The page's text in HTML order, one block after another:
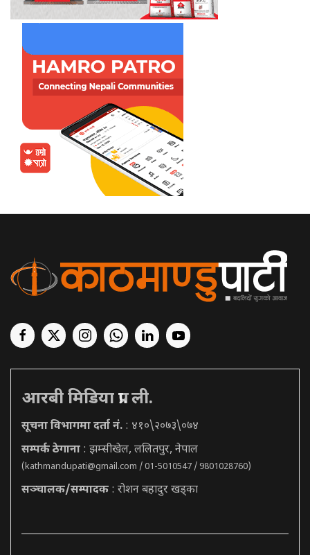
आरबी मिडिया प्रा. ली.
सूचना विभागमा दर्ता नं. : ४१०\२०७३\०७४
सम्पर्क ठेगाना : झम्सीखेल, ललितपुर, नेपाल
(kathmandupati@gmail.com / 01-5010547 / 9801028760)
सञ्चालक/सम्पादक : रोशन बहादुर खड्का